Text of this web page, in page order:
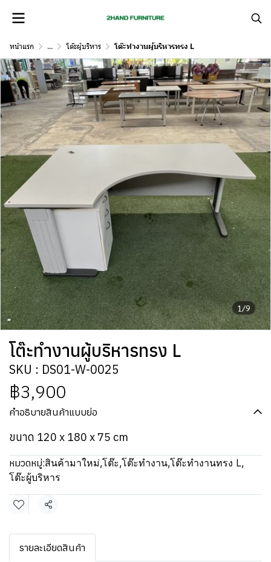
หน้าแรก ... โต๊ะผู้บริหาร โต๊ะทำงานผู้บริหารทรง L
1/9
โต๊ะทำงานผู้บริหารทรง L
SKU : DS01-W-0025
฿3,900
คำอธิบายสินค้าแบบย่อ
ขนาด 120 x 180 x 75 cm
หมวดหมู่:สินค้ามาใหม่,โต๊ะ,โต๊ะทำงาน,โต๊ะทำงานทรง L,
โต๊ะผู้บริหาร
แชร์
รายละเอียดสินค้า